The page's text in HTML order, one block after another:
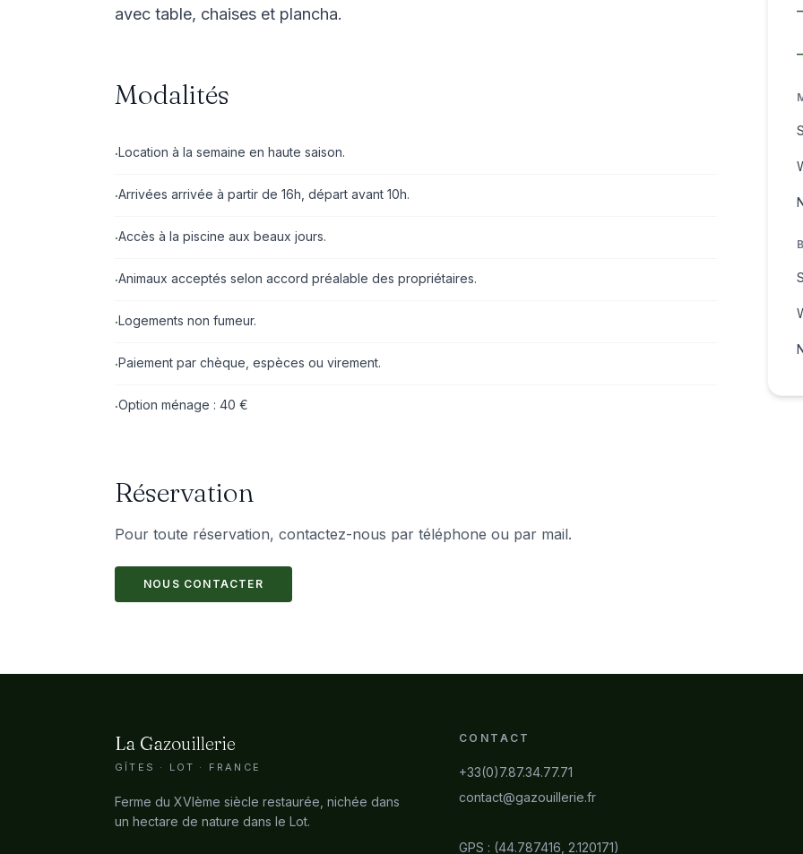
avec table, chaises et plancha.
Modalités
·Location à la semaine en haute saison.
·Arrivées arrivée à partir de 16h, départ avant 10h.
·Accès à la piscine aux beaux jours.
·Animaux acceptés selon accord préalable des propriétaires.
·Logements non fumeur.
·Paiement par chèque, espèces ou virement.
·Option ménage : 40 €
Réservation
Pour toute réservation, contactez-nous par téléphone ou par mail.
NOUS CONTACTER
La Gazouillerie
GÎTES · LOT · FRANCE
Ferme du XVIème siècle restaurée, nichée dans
un hectare de nature dans le Lot.
CONTACT
+33(0)7.87.34.77.71
contact@gazouillerie.fr
GPS : (44.787416, 2.120171)